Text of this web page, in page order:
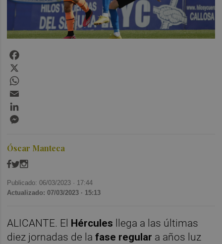
Óscar Manteca
Publicado: 06/03/2023 · 17:44
Actualizado: 07/03/2023 · 15:13
ALICANTE. El Hércules llega a las últimas
diez jornadas de lafase regular a años luz